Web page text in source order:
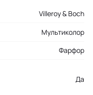
Villeroy & Boch
Мультиколор
Фарфор
Да